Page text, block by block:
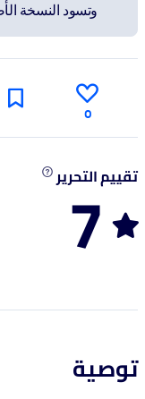
وتسود النسخة
0
تقييم التحرير
7
توصية